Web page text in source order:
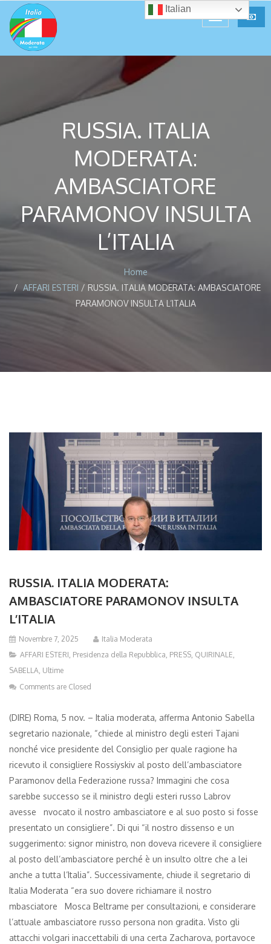
RUSSIA. ITALIA
MODERATA:
AMBASCIATORE
PARAMONOV INSULTA
L’ITALIA
Home
AFFARI ESTERI / RUSSIA. ITALIA MODERATA: AMBASCIATORE
PARAMONOV INSULTA L’ITALIA
RUSSIA. ITALIA MODERATA:
AMBASCIATORE PARAMONOV INSULTA
L’ITALIA
Novembre 7, 2025
Italia Moderata
AFFARI ESTERI, Presidenza della Repubblica, PRESS, QUIRINALE,
SABELLA, Ultime
Comments are Closed
(DIRE) Roma, 5 nov. – Italia moderata, afferma Antonio Sabella
segretario nazionale, “chiede al ministro degli esteri Tajani
nonché vice presidente del Consiglio per quale ragione ha
ricevuto il consigliere Rossiyskiv al posto dell’ambasciatore
Paramonov della Federazione russa? Immagini che cosa
sarebbe successo se il ministro degli esteri russo Labrov
avesse nvocato il nostro ambasciatore e al suo posto si fosse
presentato un consigliere”. Di qui “il nostro dissenso e un
suggerimento: signor ministro, non doveva ricevere il consigliere
al posto dell’ambasciatore perché è un insulto oltre che a lei
anche a tutta l’Italia”. Successivamente, chiude il segretario di
Italia Moderata “era suo dovere richiamare il nostro
mbasciatore Mosca Beltrame per consultazioni, e considerare
l’attuale ambasciatore russo persona non gradita. Visto gli
attacchi volgari inaccettabili di una certa Zacharova, portavoce
Italian